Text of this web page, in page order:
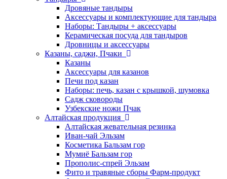
Дровяные тандыры
Аксессуары и комплектующие для тандыра
Наборы: Тандыры + аксессуары
Керамическая посуда для тандыров
Дровницы и аксессуары
Казаны, саджи, Пчаки
Казаны
Аксессуары для казанов
Печи под казан
Наборы: печь, казан с крышкой, шумовка
Садж сковороды
Узбекские ножи Пчак
Алтайская продукция
Алтайская жевательная резинка
Иван-чай Эльзам
Косметика Бальзам гор
Мумиё Бальзам гор
Прополис-спрей Эльзам
Фито и травяные сборы Фарм-продукт